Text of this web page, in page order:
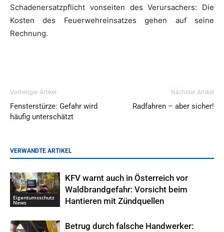
Schadenersatzpflicht vonseiten des Verursachers: Die
Kosten des Feuerwehreinsatzes gehen auf seine
Rechnung.
Vorheriger Artikel
Fensterstürze: Gefahr wird
häufig unterschätzt
Nächster Artikel
Radfahren – aber sicher!
VERWANDTE ARTIKEL
Eigentumsschutz
News
KFV warnt auch in Österreich vor
Waldbrandgefahr: Vorsicht beim
Hantieren mit Zündquellen
Betrug durch falsche Handwerker: